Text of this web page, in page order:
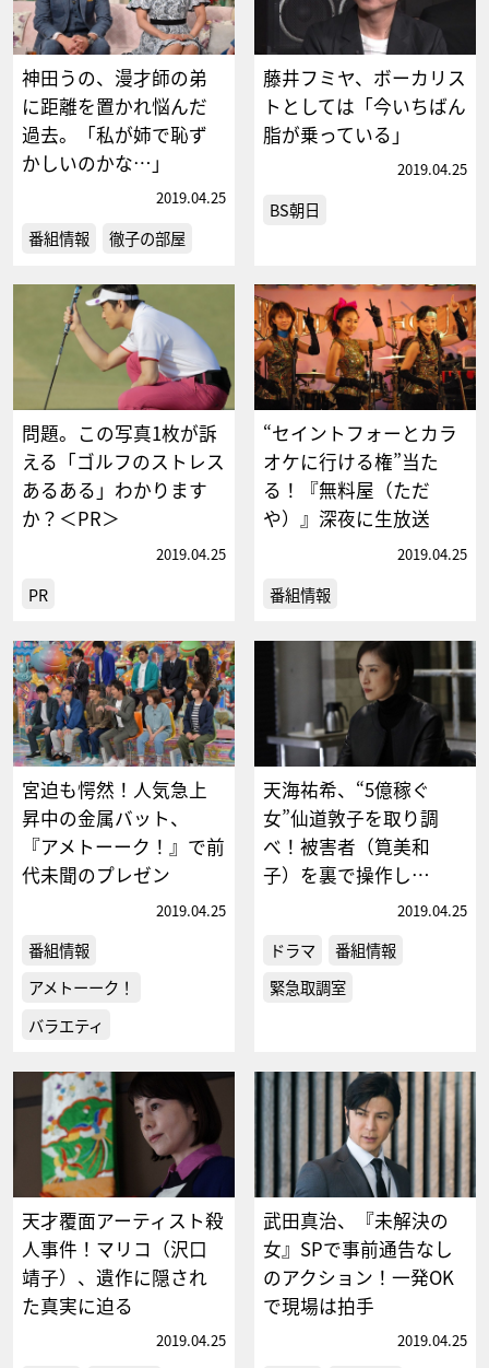
神田うの、漫才師の弟
に距離を置かれ悩んだ
過去。「私が姉で恥ず
かしいのかな…」
2019.04.25
番組情報 徹子の部屋
藤井フミヤ、ボーカリス
トとしては「今いちばん
脂が乗っている」
2019.04.25
BS朝日
問題。この写真1枚が訴
える「ゴルフのストレス
あるある」わかります
か？＜PR＞
2019.04.25
PR
“セイントフォーとカラ
オケに行ける権”当た
る！『無料屋（ただ
や）』深夜に生放送
2019.04.25
番組情報
宮迫も愕然！人気急上
昇中の金属バット、
『アメトーーク！』で前
代未聞のプレゼン
2019.04.25
番組情報
アメトーーク！
バラエティ
天海祐希、“5億稼ぐ
女”仙道敦子を取り調
べ！被害者（筧美和
子）を裏で操作し…
2019.04.25
ドラマ
番組情報
緊急取調室
天才覆面アーティスト殺
人事件！マリコ（沢口
靖子）、遺作に隠され
た真実に迫る
2019.04.25
武田真治、『未解決の
女』SPで事前通告なし
のアクション！一発OK
で現場は拍手
2019.04.25